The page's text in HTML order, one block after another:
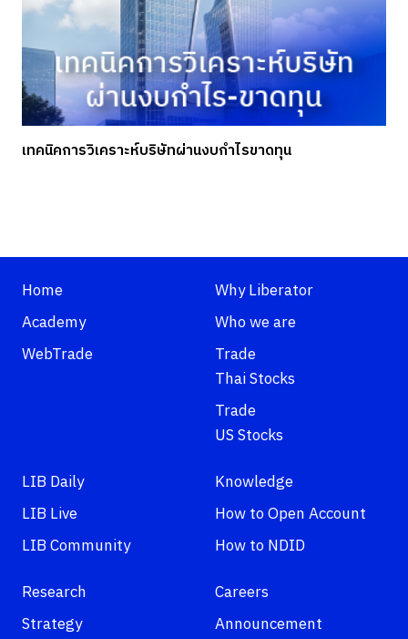
เทคนิคการวิเคราะห์บริษัทผ่านงบกำไรขาดทุน
Home
Academy
WebTrade
Why Liberator
Who we are
Trade
Thai Stocks
Trade
US Stocks
LIB Daily
LIB Live
LIB Community
Knowledge
How to Open Account
How to NDID
Research
Strategy
Careers
Announcement